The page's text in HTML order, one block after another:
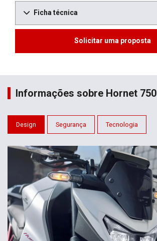
Ficha técnica
Solicitar uma proposta
Informações sobre Hornet 750
Design Segurança Tecnologia